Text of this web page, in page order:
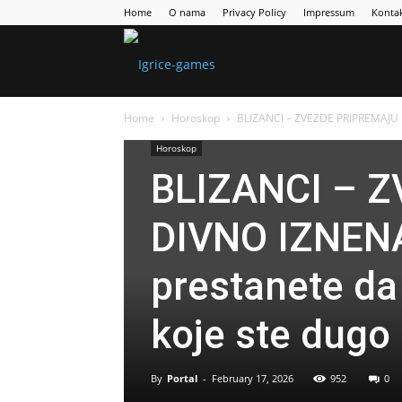
Home O nama Privacy Policy Impressum
Home Horoskop BLIZANCI – ZVEZDE
Horoskop
BLIZANCI –
DIVNO
prestanete
koje ste
By Portal - February 17, 2026 952 0